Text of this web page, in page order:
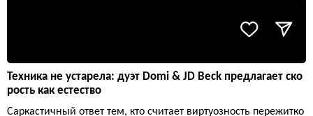
Техника не устарела: дуэт Domi & JD Beck предлагает ско
рость как естество
Саркастичный ответ тем, кто считает виртуозность пережитко